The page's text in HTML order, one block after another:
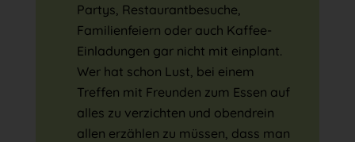
Partys, Restaurantbesuche,
Familienfeiern oder auch Kaffee-
Einladungen gar nicht mit einplant.
Wer hat schon Lust, bei einem
Treffen mit Freunden zum Essen auf
alles zu verzichten und obendrein
allen erzählen zu müssen, dass man